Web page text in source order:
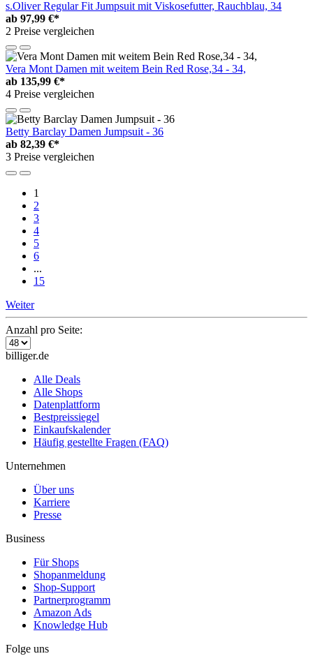
s.Oliver Regular Fit Jumpsuit mit Viskosefutter, Rauchblau, 34
ab 97,99 €*
2 Preise vergleichen
Vera Mont Damen mit weitem Bein Red Rose,34 - 34,
ab 135,99 €*
4 Preise vergleichen
Betty Barclay Damen Jumpsuit - 36
ab 82,39 €*
3 Preise vergleichen
1
2
3
4
5
6
...
15
Weiter
Anzahl pro Seite:
billiger.de
Alle Deals
Alle Shops
Datenplattform
Bestpreissiegel
Einkaufskalender
Häufig gestellte Fragen (FAQ)
Unternehmen
Über uns
Karriere
Presse
Business
Für Shops
Shopanmeldung
Shop-Support
Partnerprogramm
Amazon Ads
Knowledge Hub
Folge uns